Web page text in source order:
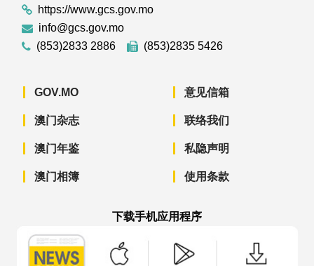
https://www.gcs.gov.mo
info@gcs.gov.mo
(853)2833 2886
(853)2835 5426
GOV.MO
澳门杂志
澳门年鉴
澳门相簿
意见信箱
联络我们
私隐声明
使用条款
下载手机应用程序